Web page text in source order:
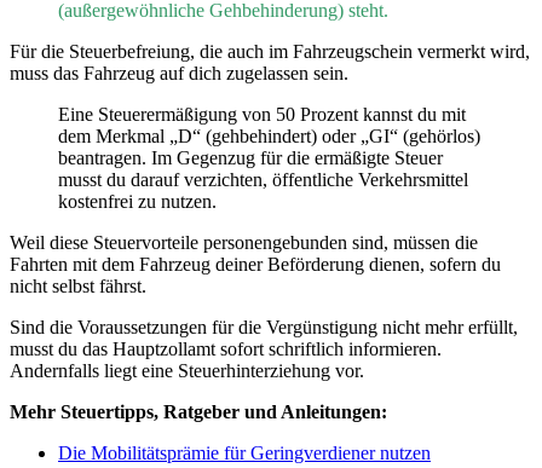
(außergewöhnliche Gehbehinderung) steht.
Für die Steuerbefreiung, die auch im Fahrzeugschein vermerkt wird,
muss das Fahrzeug auf dich zugelassen sein.
Eine Steuerermäßigung von 50 Prozent kannst du mit
dem Merkmal „D“ (gehbehindert) oder „GI“ (gehörlos)
beantragen. Im Gegenzug für die ermäßigte Steuer
musst du darauf verzichten, öffentliche Verkehrsmittel
kostenfrei zu nutzen.
Weil diese Steuervorteile personengebunden sind, müssen die
Fahrten mit dem Fahrzeug deiner Beförderung dienen, sofern du
nicht selbst fährst.
Sind die Voraussetzungen für die Vergünstigung nicht mehr erfüllt,
musst du das Hauptzollamt sofort schriftlich informieren.
Andernfalls liegt eine Steuerhinterziehung vor.
Mehr Steuertipps, Ratgeber und Anleitungen:
Die Mobilitätsprämie für Geringverdiener nutzen